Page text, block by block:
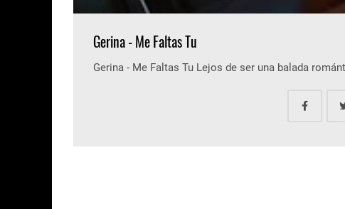
Gerina - Me Faltas Tu
Gerina - Me Faltas Tu Lejos de ser una balada